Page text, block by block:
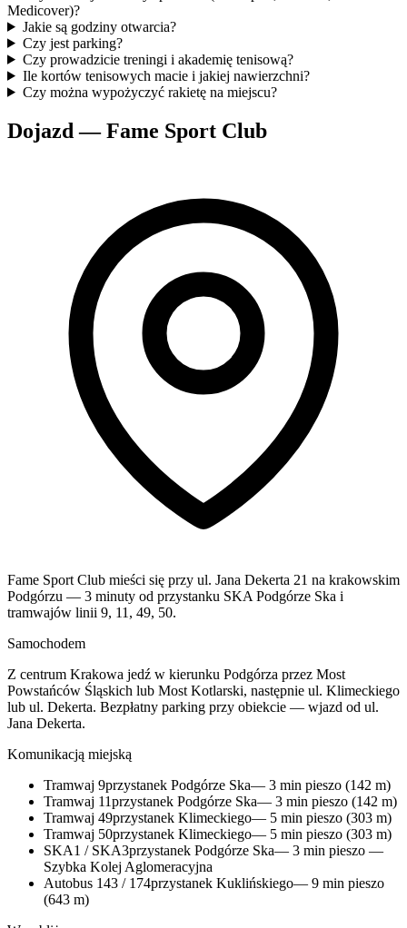
Medicover)?
Jakie są godziny otwarcia?
Czy jest parking?
Czy prowadzicie treningi i akademię tenisową?
Ile kortów tenisowych macie i jakiej nawierzchni?
Czy można wypożyczyć rakietę na miejscu?
Dojazd — Fame Sport Club
Fame Sport Club mieści się przy ul. Jana Dekerta 21 na krakowskim
Podgórzu — 3 minuty od przystanku SKA Podgórze Ska i
tramwajów linii 9, 11, 49, 50.
Samochodem
Z centrum Krakowa jedź w kierunku Podgórza przez Most
Powstańców Śląskich lub Most Kotlarski, następnie ul. Klimeckiego
lub ul. Dekerta. Bezpłatny parking przy obiekcie — wjazd od ul.
Jana Dekerta.
Komunikacją miejską
Tramwaj 9przystanek Podgórze Ska— 3 min pieszo (142 m)
Tramwaj 11przystanek Podgórze Ska— 3 min pieszo (142 m)
Tramwaj 49przystanek Klimeckiego— 5 min pieszo (303 m)
Tramwaj 50przystanek Klimeckiego— 5 min pieszo (303 m)
SKA1 / SKA3przystanek Podgórze Ska— 3 min pieszo —
Szybka Kolej Aglomeracyjna
Autobus 143 / 174przystanek Kuklińskiego— 9 min pieszo
(643 m)